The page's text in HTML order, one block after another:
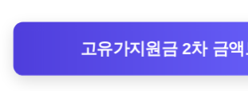
고유가지원금 2차 금액